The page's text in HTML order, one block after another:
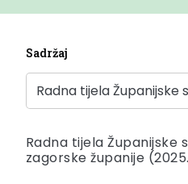
Sadržaj
Radna tijela Županijske
zagorske županije